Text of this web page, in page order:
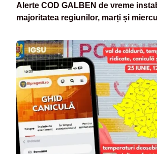
Alerte COD GALBEN de vreme
majoritatea regiunilor, marți și